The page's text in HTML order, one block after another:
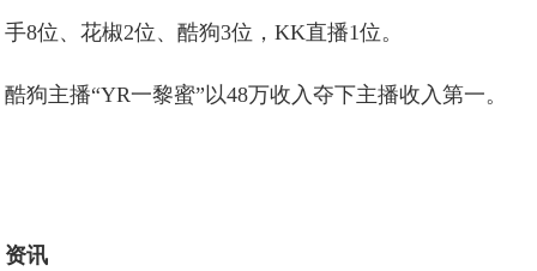
手8位、花椒2位、酷狗3位，KK直播1位。
酷狗主播“YR一黎蜜”以48万收入夺下主播收入第一。
资讯